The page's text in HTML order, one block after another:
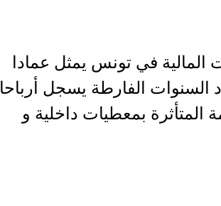
في تونس يمثل عمادا
السنوات الفارطة يسجل أرباحا
المتأثرة بمعطيات داخلية و